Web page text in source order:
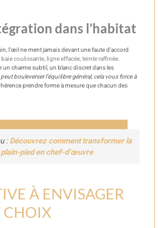
dans l’habitat
l’œil ne ment jamais devant une faute d’accord
coulissante, ligne effacée, teinte raffinée.
un charme subtil, un blanc discret dans les
bouleverser l’équilibre général, cela vous force à
prendre forme à mesure que chacun des
:Découvrez comment transformer la
pied en chef-d’œuvre
À ENVISAGER
CHOIX